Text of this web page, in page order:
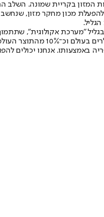
בקריית שמונה. השלב
מכון מחקר מזון,
"מערכת אקולוגית",
באמצעותו. אנחנו יכולים